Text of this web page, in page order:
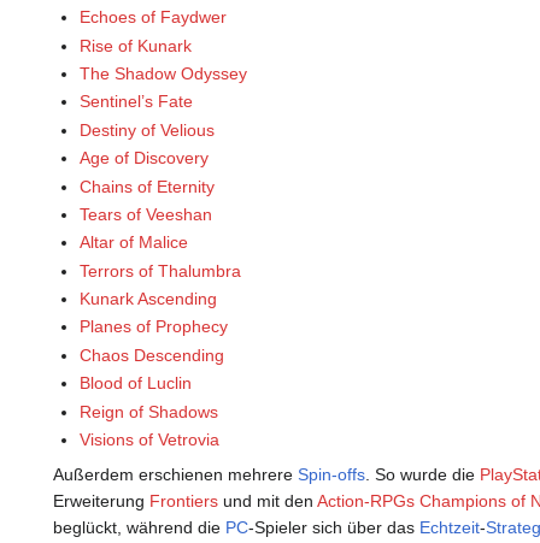
Echoes of Faydwer
Rise of Kunark
The Shadow Odyssey
Sentinel’s Fate
Destiny of Velious
Age of Discovery
Chains of Eternity
Tears of Veeshan
Altar of Malice
Terrors of Thalumbra
Kunark Ascending
Planes of Prophecy
Chaos Descending
Blood of Luclin
Reign of Shadows
Visions of Vetrovia
Außerdem erschienen mehrere Spin-offs . So wurde die
Erweiterung Frontiers und mit den Action-RPGs Champions of
beglückt, während die PC-Spieler sich über das Echtzeit-